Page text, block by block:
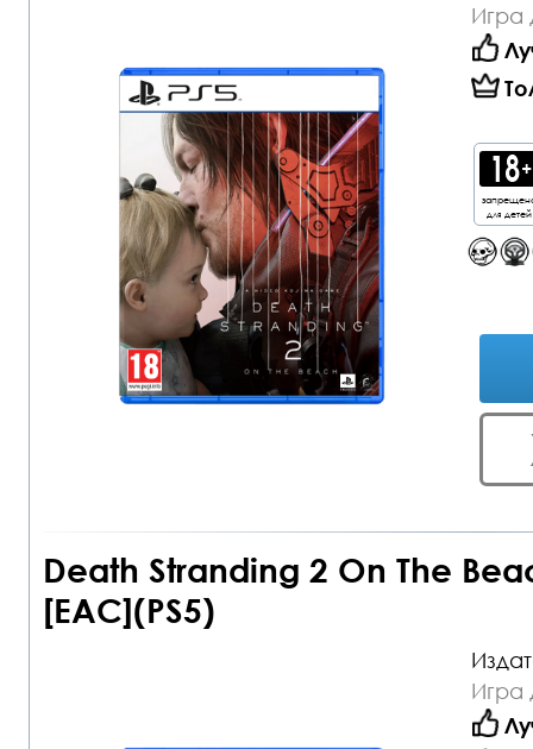
Игра
для детей
Death Stranding 2 On The
[EAC](PS5)
Игра